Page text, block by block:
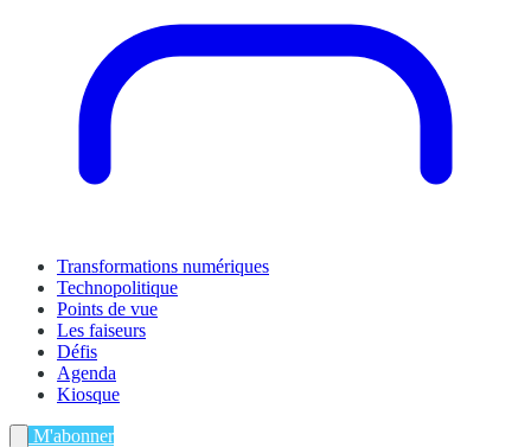
Transformations numériques
Technopolitique
Points de vue
Les faiseurs
Défis
Agenda
Kiosque
M'abonner